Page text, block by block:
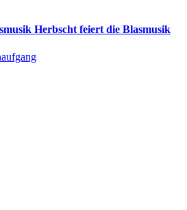
Herbscht feiert die Blasmusik